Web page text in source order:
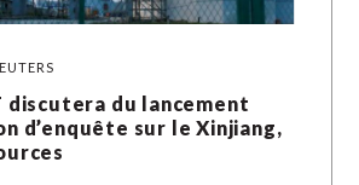
discutera du lancement
d’enquête sur le Xinjiang,